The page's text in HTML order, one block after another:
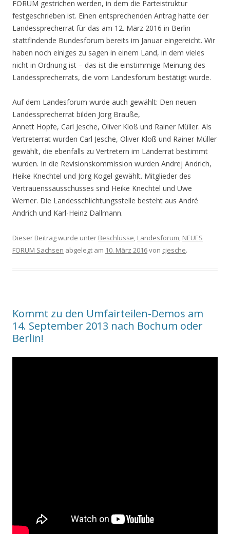
FORUM gestrichen werden, in dem die Parteistruktur
festgeschrieben ist. Einen entsprechenden Antrag hatte der
Landessprecherrat für das am 12. März 2016 in Berlin
stattfindende Bundesforum bereits im Januar eingereicht. Wir
haben noch einiges zu sagen in einem Land, in dem vieles
nicht in Ordnung ist – das ist die einstimmige Meinung des
Landessprecherrats, die vom Landesforum bestätigt wurde.
Auf dem Landesforum wurde auch gewählt: Den neuen
Landessprecherrat bilden Jörg Brauße,
Annett Hopfe, Carl Jesche, Oliver Kloß und Rainer Müller. Als
Vertreterrat wurden Carl Jesche, Oliver Kloß und Rainer Müller
gewählt, die ebenfalls zu Vertretern im Länderrat bestimmt
wurden. In die Revisionskommission wurden Andrej Andrich,
Heike Knechtel und Jörg Kogel gewählt. Mitglieder des
Vertrauenssausschusses sind Heike Knechtel und Uwe
Werner. Die Landesschlichtungsstelle besteht aus André
Andrich und Karl-Heinz Dallmann.
Dieser Beitrag wurde unter Beschlüsse, Landesforum, NEUES
FORUM Sachsen abgelegt am 10. März 2016von cjesche.
Kommt zu den ‪Umfairteilen‬-Demos am
14. September 2013 nach Bochum oder
Berlin!